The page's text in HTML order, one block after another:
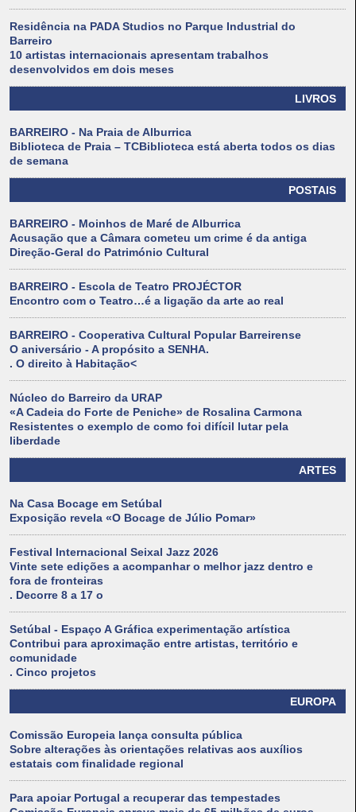
Residência na PADA Studios no Parque Industrial do
Barreiro
10 artistas internacionais apresentam trabalhos
desenvolvidos em dois meses
LIVROS
BARREIRO - Na Praia de Alburrica
Biblioteca de Praia – TCBiblioteca está aberta todos os dias
de semana
POSTAIS
BARREIRO - Moinhos de Maré de Alburrica
Acusação que a Câmara cometeu um crime é da antiga
Direção-Geral do Património Cultural
BARREIRO - Escola de Teatro PROJÉCTOR
Encontro com o Teatro…é a ligação da arte ao real
BARREIRO - Cooperativa Cultural Popular Barreirense
O aniversário - A propósito a SENHA.
. O direito à Habitação<
Núcleo do Barreiro da URAP
«A Cadeia do Forte de Peniche» de Rosalina Carmona
Resistentes o exemplo de como foi difícil lutar pela
liberdade
ARTES
Na Casa Bocage em Setúbal
Exposição revela «O Bocage de Júlio Pomar»
Festival Internacional Seixal Jazz 2026
Vinte sete edições a acompanhar o melhor jazz dentro e
fora de fronteiras
. Decorre 8 a 17 o
Setúbal - Espaço A Gráfica experimentação artística
Contribui para aproximação entre artistas, território e
comunidade
. Cinco projetos
EUROPA
Comissão Europeia lança consulta pública
Sobre alterações às orientações relativas aos auxílios
estatais com finalidade regional
Para apoiar Portugal a recuperar das tempestades